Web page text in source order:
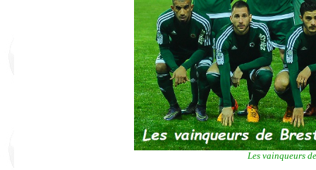
Les vainqueurs